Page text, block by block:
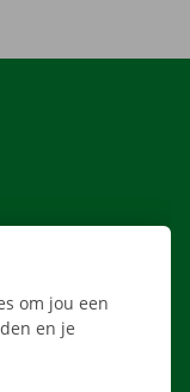
om jou een
en je